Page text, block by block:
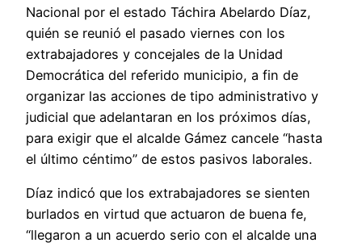
Nacional por el estado Táchira Abelardo Díaz,
quién se reunió el pasado viernes con los
extrabajadores y concejales de la Unidad
Democrática del referido municipio, a fin de
organizar las acciones de tipo administrativo y
judicial que adelantaran en los próximos días,
para exigir que el alcalde Gámez cancele “hasta
el último céntimo” de estos pasivos laborales.
Díaz indicó que los extrabajadores se sienten
burlados en virtud que actuaron de buena fe,
“llegaron a un acuerdo serio con el alcalde una